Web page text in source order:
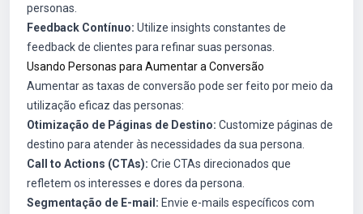
personas.
Feedback Contínuo: Utilize insights constantes de
feedback de clientes para refinar suas personas.
Usando Personas para Aumentar a Conversão
Aumentar as taxas de conversão pode ser feito por meio da
utilização eficaz das personas:
Otimização de Páginas de Destino: Customize páginas de
destino para atender às necessidades da sua persona.
Call to Actions (CTAs): Crie CTAs direcionados que
refletem os interesses e dores da persona.
Segmentação de E-mail: Envie e-mails específicos com